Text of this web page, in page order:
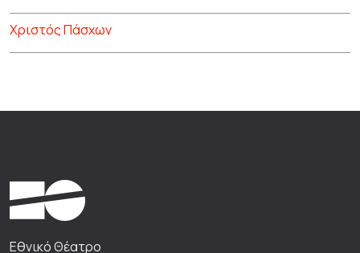
Χριστός Πάσχων
Εθνικό Θέατρο